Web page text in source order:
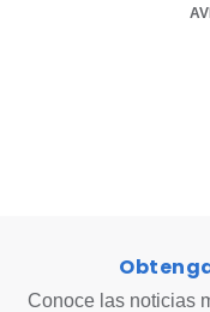
Conoce las noticias